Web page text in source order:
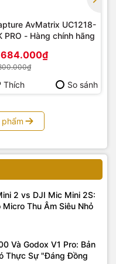
Bỉ:
ngạc:
139.8 mm, ống kính
ngạc so với hiệu suất và
chống chịu thời tiết,
nhiều điều kiện môi
nút tùy chỉnh:Mang lại
và đáng tin cậy.
AvMatrix UC1218-
4K PRO - Hàng chính hãng
Thích So sánh
2 vs DJI Mic Mini 2S:
Thu Âm Siêu Nhỏ
Và Godox V1 Pro: Bản
Thực Sự "Đáng Đồng